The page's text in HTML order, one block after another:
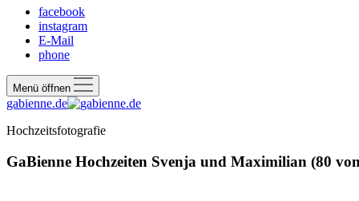
facebook
instagram
E-Mail
phone
Menü öffnen
gabienne.de
Hochzeitsfotografie
GaBienne Hochzeiten Svenja und Maximilian (80